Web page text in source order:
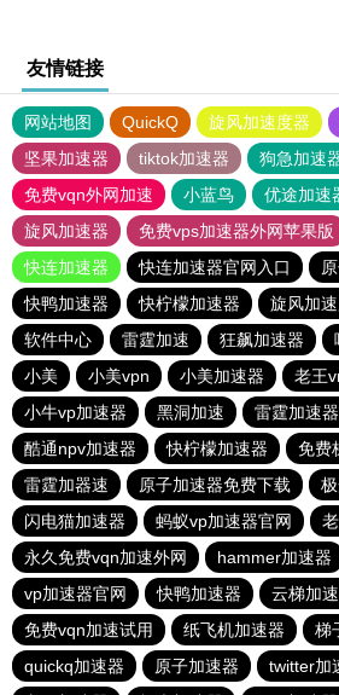
友情链接
网站地图 QuickQ 旋风加速度器
坚果加速器
tiktok加速器
狗急加速
免费vqn外网加速
小蓝鸟 优途加速
旋风加速器
免费vps加速器外网苹果版
快连加速器
快连加速器官网入口
快鸭加速器
快柠檬加速器 旋风加
软件中心
雷霆加速 狂飙加速器
小美
小美vpn 小美加速器
老王
小牛vp加速器
黑洞加速
雷霆加速
酷通npv加速器
快柠檬加速器
免费
雷霆加器速
原子加速器免费下载
闪电猫加速器
蚂蚁vp加速器官网
永久免费vqn加速外网
hammer加速器
vp加速器官网
快鸭加速器 云梯加
免费vqn加速试用
纸飞机加速器
梯
quickq加速器
原子加速器
twitter加